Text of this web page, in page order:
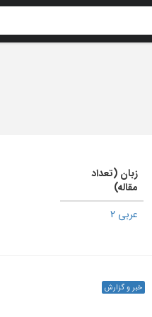
زبان (تعداد
مقاله)
عربی 2
خبر و گزارش